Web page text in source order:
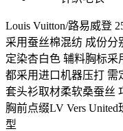
Louis Vuitton/路易威登
采用蚕丝棉混纺 成份分
定染杏白色 辅料胸标采
都采用进口机器压打 需
套头衫取材柔软桑蚕丝
胸前点缀LV Vers
型